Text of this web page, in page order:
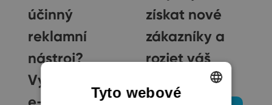
účinný
reklamní
nástroj?
Vyzkoušejte
e-mail
získat nové
zákazníky a
rozjet váš
Tyto webové